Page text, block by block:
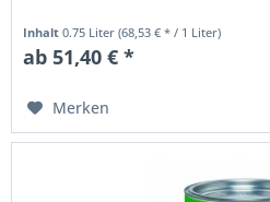
Inhalt0.75 Liter(68,53 € * / 1 Liter)
ab 51,40 € *
Merken